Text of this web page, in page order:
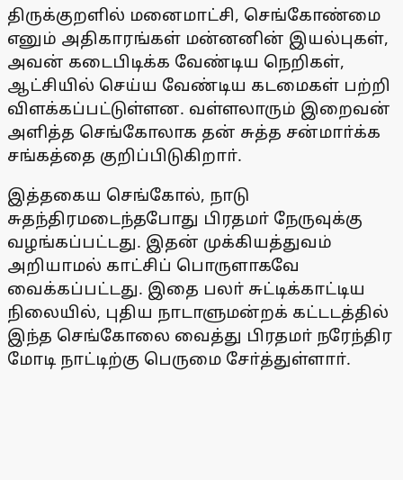
திருக்குறளில் மனைமாட்சி, செங்கோண்மை
எனும் அதிகாரங்கள் மன்னனின் இயல்புகள்,
அவன் கடைபிடிக்க வேண்டிய நெறிகள்,
ஆட்சியில் செய்ய வேண்டிய கடமைகள் பற்றி
விளக்கப்பட்டுள்ளன. வள்ளலாரும் இறைவன்
அளித்த செங்கோலாக தன் சுத்த சன்மாா்க்க
சங்கத்தை குறிப்பிடுகிறாா்.
இத்தகைய செங்கோல், நாடு
சுதந்திரமடைந்தபோது பிரதமா் நேருவுக்கு
வழங்கப்பட்டது. இதன் முக்கியத்துவம்
அறியாமல் காட்சிப் பொருளாகவே
வைக்கப்பட்டது. இதை பலா் சுட்டிக்காட்டிய
நிலையில், புதிய நாடாளுமன்றக் கட்டடத்தில்
இந்த செங்கோலை வைத்து பிரதமா் நரேந்திர
மோடி நாட்டிற்கு பெருமை சோ்த்துள்ளாா்.